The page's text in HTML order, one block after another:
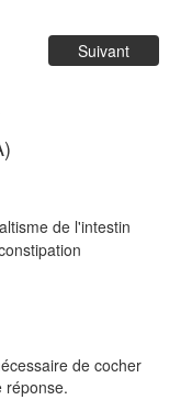
Suivant
de l'intestin
de cocher
réponse.